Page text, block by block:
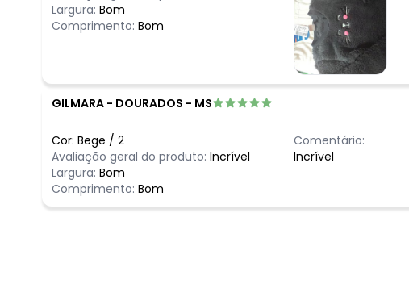
Largura: Bom
Comprimento: Bom
GILMARA - DOURADOS - MS
Cor: Bege / 2
Avaliação geral do produto: Incrível
Largura: Bom
Comprimento: Bom
Comentário:
Incrível